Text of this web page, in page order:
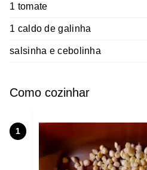
1 tomate
1 caldo de galinha
salsinha e cebolinha
Como cozinhar
1